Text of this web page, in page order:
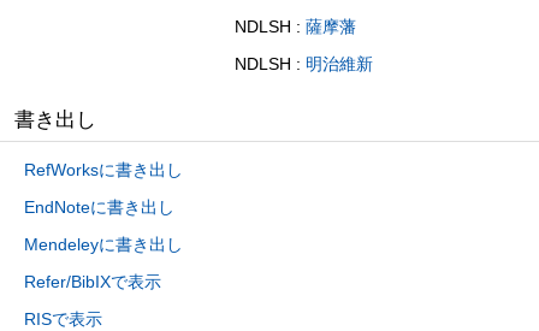
NDLSH : 薩摩藩
NDLSH : 明治維新
書き出し
RefWorksに書き出し
EndNoteに書き出し
Mendeleyに書き出し
Refer/BibIXで表示
RISで表示